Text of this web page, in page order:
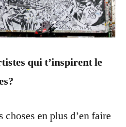
qui t’inspirent le
choses en plus d’en faire